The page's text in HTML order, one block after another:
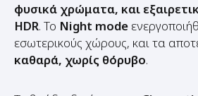
εσωτερικούς χώρους, και τα
καθαρά, χωρίς θόρυβο.
Το βράδυ, δοκίμασα το